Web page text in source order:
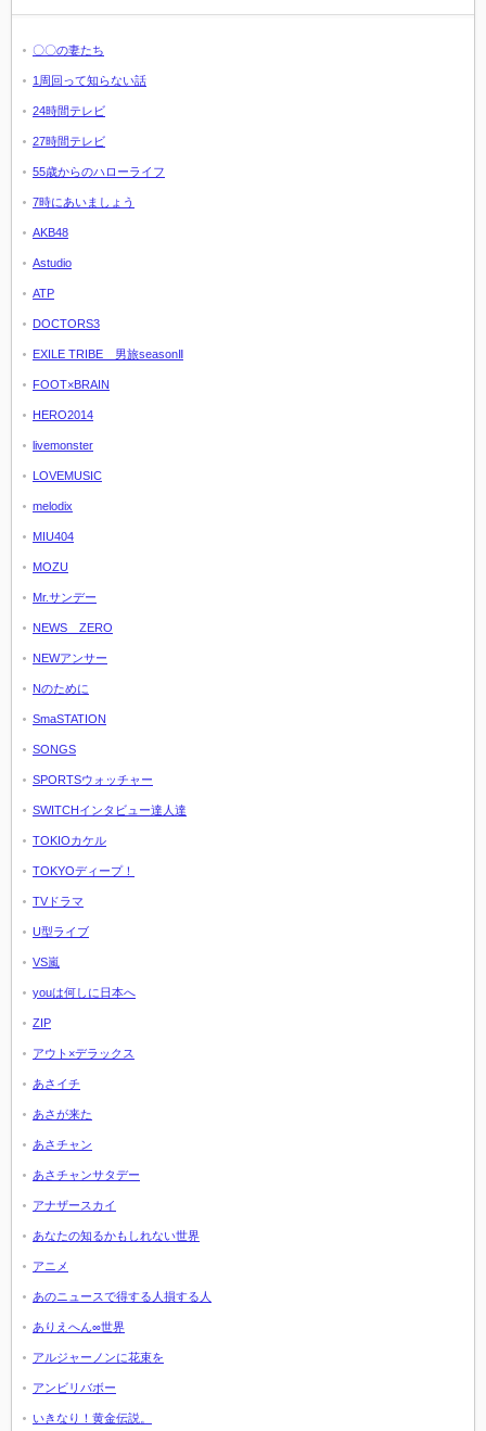
〇〇の妻たち
1周回って知らない話
24時間テレビ
27時間テレビ
55歳からのハローライフ
7時にあいましょう
AKB48
Astudio
ATP
DOCTORS3
EXILE TRIBE 男旅seasonⅡ
FOOT×BRAIN
HERO2014
livemonster
LOVEMUSIC
melodix
MIU404
MOZU
Mr.サンデー
NEWS ZERO
NEWアンサー
Nのために
SmaSTATION
SONGS
SPORTSウォッチャー
SWITCHインタビュー達人達
TOKIOカケル
TOKYOディープ！
TVドラマ
U型ライブ
VS嵐
youは何しに日本へ
ZIP
アウト×デラックス
あさイチ
あさが来た
あさチャン
あさチャンサタデー
アナザースカイ
あなたの知るかもしれない世界
アニメ
あのニュースで得する人損する人
ありえへん∞世界
アルジャーノンに花束を
アンビリバボー
いきなり！黄金伝説。